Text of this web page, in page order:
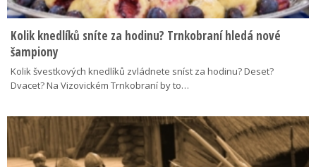
Kolik knedlíků sníte za hodinu? Trnkobraní hledá nové
šampiony
Kolik švestkových knedlíků zvládnete sníst za hodinu? Deset?
Dvacet? Na Vizovickém Trnkobraní by to…